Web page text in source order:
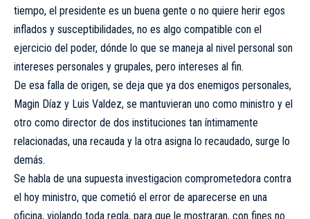
tiempo, el presidente es un buena gente o no quiere herir egos
inflados y susceptibilidades, no es algo compatible con el
ejercicio del poder, dónde lo que se maneja al nivel personal son
intereses personales y grupales, pero intereses al fin.
De esa falla de origen, se deja que ya dos enemigos personales,
Magin Díaz y Luis Valdez, se mantuvieran uno como ministro y el
otro como director de dos instituciones tan íntimamente
relacionadas, una recauda y la otra asigna lo recaudado, surge lo
demás.
Se habla de una supuesta investigacion comprometedora contra
el hoy ministro, que cometió el error de aparecerse en una
oficina, violando toda regla, para que le mostraran, con fines no